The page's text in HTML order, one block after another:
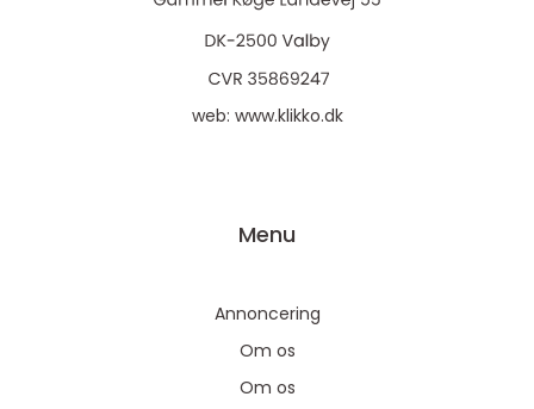
web: www.klikko.dk
Menu
Annoncering
Om os
Om os